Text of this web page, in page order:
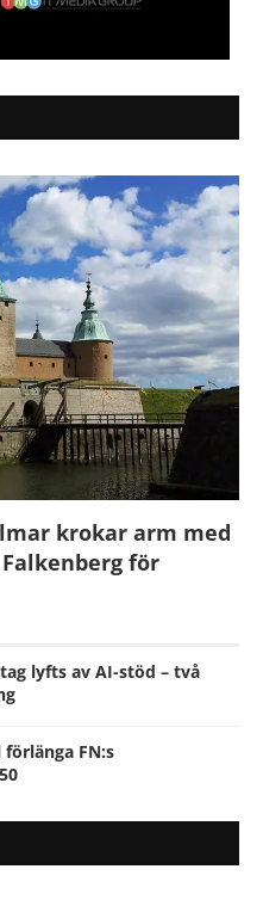
krokar arm med
för
lyfts av AI-stöd – två
FN:s